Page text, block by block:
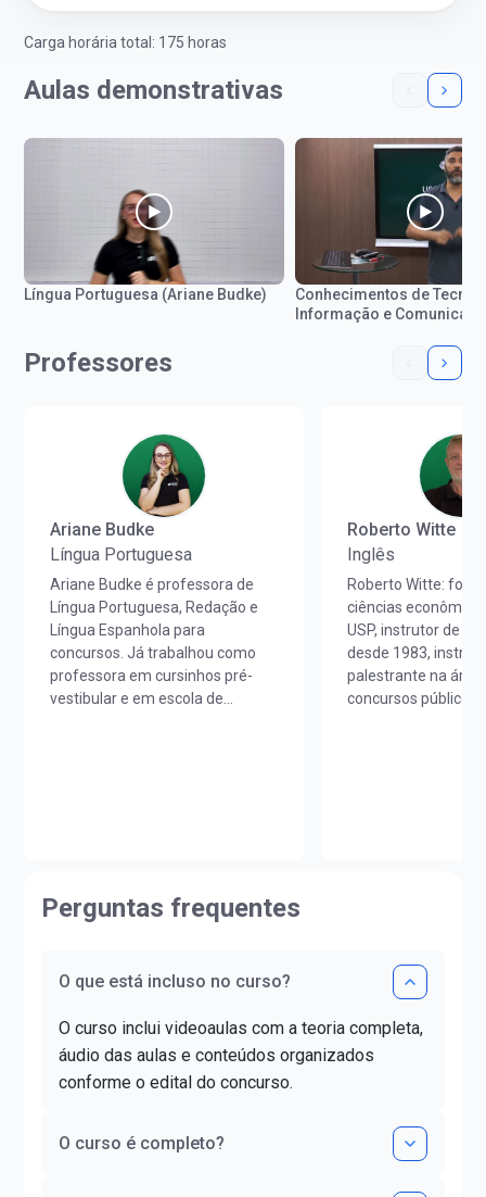
Carga horária total: 175 horas
Aulas demonstrativas
Língua Portuguesa (Ariane Budke)
Conhecimentos de
Informação e
Professores
Ariane Budke
Língua Portuguesa
Ariane Budke é professora de
Língua Portuguesa, Redação e
Língua Espanhola para
concursos. Já trabalhou como
professora em cursinhos pré-
vestibular e em escola de
Superior pela FAG e mestra em
Letras pela UNIOESTE. Obteve
nível C1.
Roberto Witte
Inglês
Roberto Witte:
ciências
USP, instrutor de
desde 1983,
palestrante na área
concursos públicos
Conselho Regional
Contabilidade - SP
Possui método
conversação para
Sócio-proprietário
Perguntas frequentes
O que está incluso no curso?
O curso inclui videoaulas com a teoria completa,
áudio das aulas e conteúdos organizados
conforme o edital do concurso.
O curso é completo?